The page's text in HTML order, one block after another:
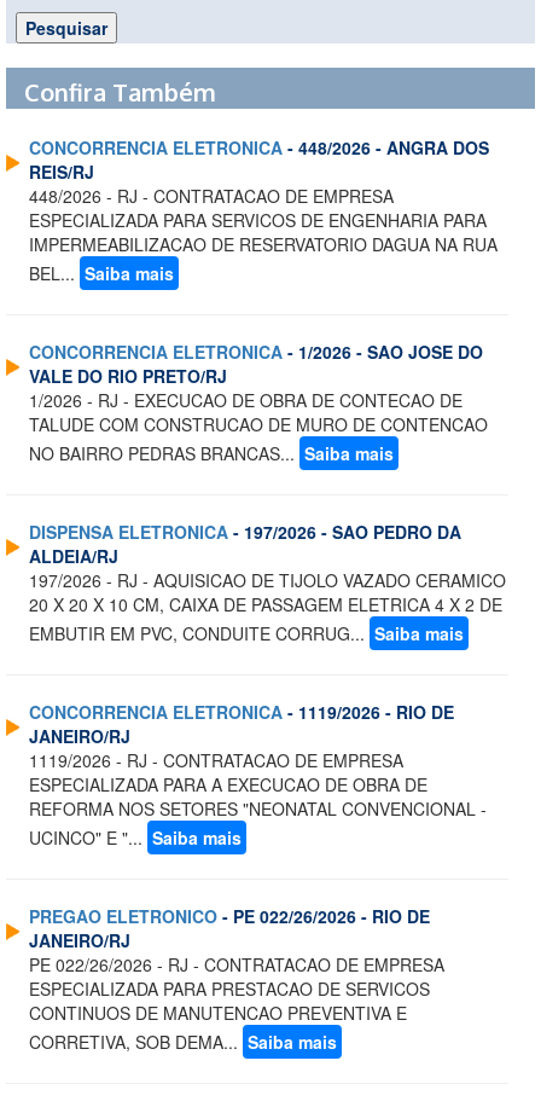
Confira Também
CONCORRENCIA ELETRONICA - 448/2026 - ANGRA DOS
REIS/RJ
448/2026 - RJ - CONTRATACAO DE EMPRESA
ESPECIALIZADA PARA SERVICOS DE ENGENHARIA PARA
IMPERMEABILIZACAO DE RESERVATORIO DAGUA NA RUA
BEL... Saiba mais
CONCORRENCIA ELETRONICA - 1/2026 - SAO JOSE DO
VALE DO RIO PRETO/RJ
1/2026 - RJ - EXECUCAO DE OBRA DE CONTECAO DE
TALUDE COM CONSTRUCAO DE MURO DE CONTENCAO
NO BAIRRO PEDRAS BRANCAS... Saiba mais
DISPENSA ELETRONICA - 197/2026 - SAO PEDRO DA
ALDEIA/RJ
197/2026 - RJ - AQUISICAO DE TIJOLO VAZADO CERAMICO
20 X 20 X 10 CM, CAIXA DE PASSAGEM ELETRICA 4 X 2 DE
EMBUTIR EM PVC, CONDUITE CORRUG... Saiba mais
CONCORRENCIA ELETRONICA - 1119/2026 - RIO DE
JANEIRO/RJ
1119/2026 - RJ - CONTRATACAO DE EMPRESA
ESPECIALIZADA PARA A EXECUCAO DE OBRA DE
REFORMA NOS SETORES "NEONATAL CONVENCIONAL -
UCINCO" E "... Saiba mais
PREGAO ELETRONICO - PE 022/26/2026 - RIO DE
JANEIRO/RJ
PE 022/26/2026 - RJ - CONTRATACAO DE EMPRESA
ESPECIALIZADA PARA PRESTACAO DE SERVICOS
CONTINUOS DE MANUTENCAO PREVENTIVA E
CORRETIVA, SOB DEMA... Saiba mais